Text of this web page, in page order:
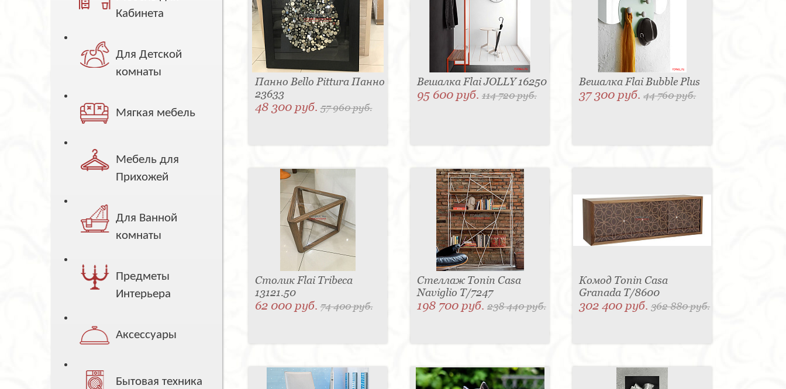
Кабинета
Для Детской
комнаты
Мягкая мебель
Мебель для
Прихожей
Для Ванной
комнаты
Предметы
Интерьера
Аксессуары
Бытовая техника
Панно Bello Pittura Панно
23633
48 300 руб.57 960 руб.
Вешалка Flai JOLLY 16250
95 600 руб. 114 720 руб.
Вешалка Flai Bubble Plus
37 300 руб.44 760 руб.
Столик Flai Tribeca
13121.50
62 000 руб.74 400 руб.
Стеллаж Tonin Casa
Naviglio Т/7247
198 700 руб. 238 440 руб.
Комод Tonin Casa
Granada T/8600
302 400 руб.362 880 руб.